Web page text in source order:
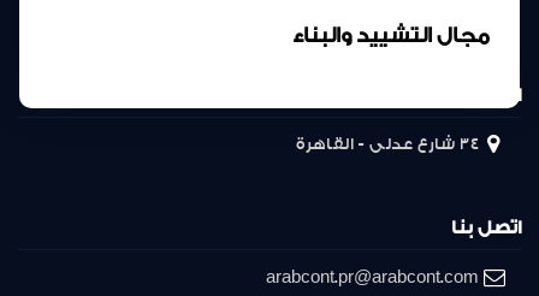
مجال التشييد والبناء
34 شارع عدلى - القاهرة
اتصل بنا
arabcont.pr@arabcont.com